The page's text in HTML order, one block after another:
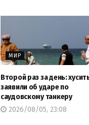
МИР
Второй раз за день:
заявили об ударе по
саудовскому танкеру
2026/08/05, 23:08